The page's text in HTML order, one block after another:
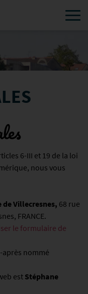
6-III et 19 de la loi
nous vous
de Villecresnes, 68 rue
FRANCE.
le formulaire de
après nommé
est Stéphane